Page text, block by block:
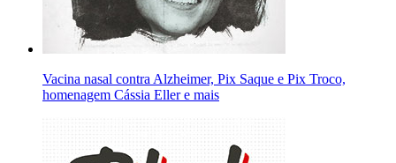
Vacina nasal contra Alzheimer, Pix Saque e Pix Troco,
homenagem Cássia Eller e mais